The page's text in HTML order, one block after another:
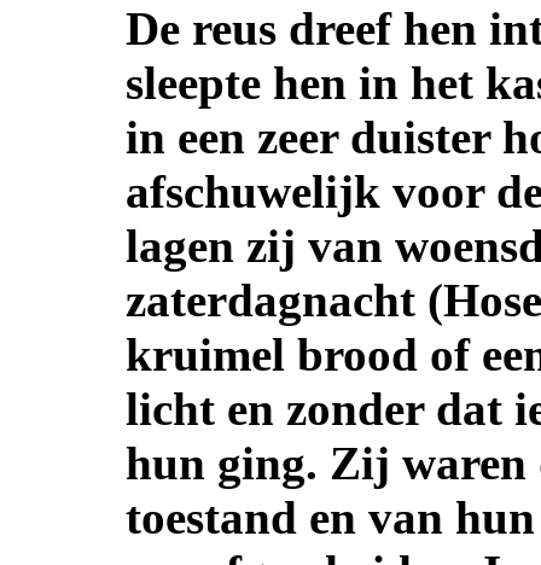
De reus dreef hen
sleepte hen in het
in een zeer duister
afschuwelijk voor
lagen zij van
zaterdagnacht
kruimel brood of
licht en zonder dat
hun ging. Zij waren
toestand en van